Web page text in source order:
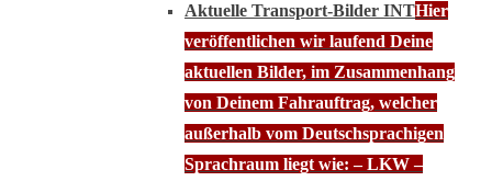
Aktuelle Transport-Bilder INTHier
veröffentlichen wir laufend Deine
aktuellen Bilder, im Zusammenhang
von Deinem Fahrauftrag, welcher
außerhalb vom Deutschsprachigen
Sprachraum liegt wie: – LKW –